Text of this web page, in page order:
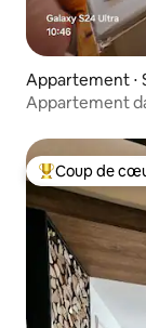
Appartement ⋅
Appartement
Coups de
Coup de